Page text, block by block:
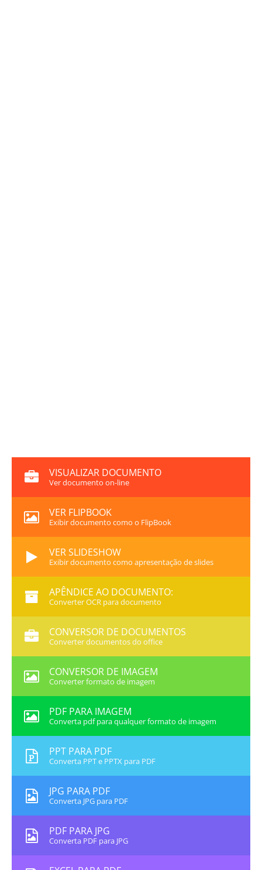
VISUALIZAR DOCUMENTO
Ver documento on-line
VER FLIPBOOK
Exibir documento como o FlipBook
VER SLIDESHOW
Exibir documento como apresentação de slides
APÊNDICE AO DOCUMENTO:
Converter OCR para documento
CONVERSOR DE DOCUMENTOS
Converter documentos do office
CONVERSOR DE IMAGEM
Converter formato de imagem
PDF PARA IMAGEM
Converta pdf para qualquer formato de imagem
PPT PARA PDF
Converta PPT e PPTX para PDF
JPG PARA PDF
Converta JPG para PDF
PDF PARA JPG
Converta PDF para JPG